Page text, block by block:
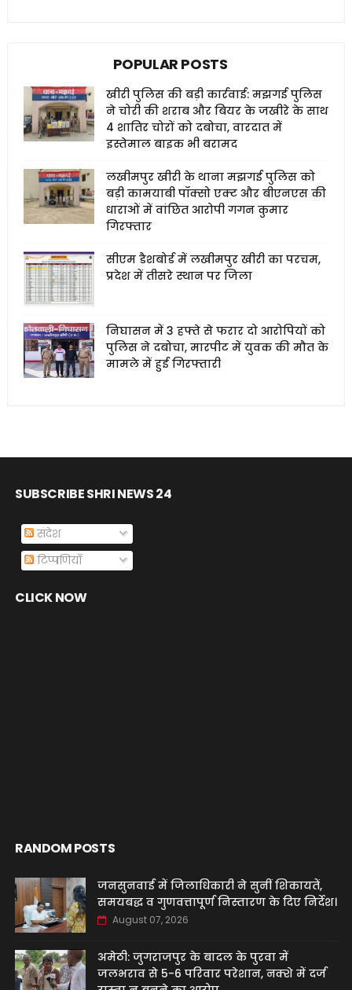
POPULAR POSTS
खीरी पुलिस की बड़ी कार्रवाई: मझगई पुलिस
ने चोरी की शराब और बियर के जखीरे के साथ
4 शातिर चोरों को दबोचा, वारदात में
इस्तेमाल बाइक भी बरामद
लखीमपुर खीरी के थाना मझगई पुलिस को
बड़ी कामयाबी पॉक्सो एक्ट और बीएनएस की
धाराओं में वांछित आरोपी गगन कुमार
गिरफ्तार
सीएम डैशबोर्ड में लखीमपुर खीरी का परचम,
प्रदेश में तीसरे स्थान पर जिला
निघासन में 3 हफ्ते से फरार दो आरोपियों को
पुलिस ने दबोचा, मारपीट में युवक की मौत के
मामले में हुई गिरफ्तारी
SUBSCRIBE SHRI NEWS 24
संदेश
टिप्पणियाँ
CLICK NOW
RANDOM POSTS
जनसुनवाई में जिलाधिकारी ने सुनीं शिकायतें,
समयबद्ध व गुणवत्तापूर्ण निस्तारण के दिए निर्देश।
August 07, 2026
अमेठी: जुगराजपुर के बादल के पुरवा में
जलभराव से 5-6 परिवार परेशान, नक्शे में दर्ज